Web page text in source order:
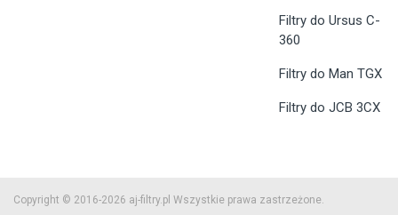
Filtry do Ursus C-
360
Filtry do Man TGX
Filtry do JCB 3CX
Copyright © 2016-2026 aj-filtry.pl Wszystkie prawa zastrzeżone.